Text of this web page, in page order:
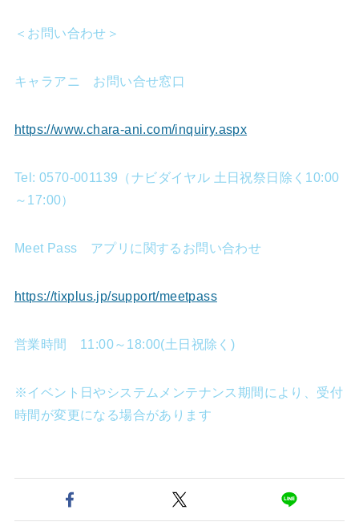
＜お問い合わせ＞
キャラアニ お問い合せ窓口
https://www.chara-ani.com/inquiry.aspx
Tel: 0570-001139（ナビダイヤル 土日祝祭日除く10:00
～17:00）
Meet Pass アプリに関するお問い合わせ
https://tixplus.jp/support/meetpass
営業時間 11:00～18:00(土日祝除く)
※イベント日やシステムメンテナンス期間により、受付
時間が変更になる場合があります